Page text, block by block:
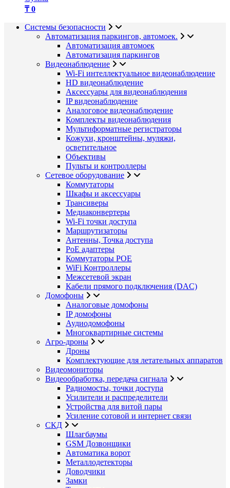
₸ 0
Системы безопасности
Автоматизация паркингов, автомоек.
Автоматизация автомоек
Автоматизация паркингов
Видеонаблюдение
Wi-Fi интеллектуальное видеонаблюдение
HD видеонаблюдение
Аксессуары для видеонаблюдения
IP видеонаблюдение
Аналоговое видеонаблюдение
Комплекты видеонаблюдения
Мультиформатные регистраторы
Кожухи, кронштейны, муляжи,
осветительное
Объективы
Пульты и контроллеры
Сетевое оборудование
Коммутаторы
Шкафы и аксессуары
Трансиверы
Медиаконвертеры
Wi-Fi точки доступа
Маршрутизаторы
Антенны, Точка доступа
PoE адаптеры
Коммутаторы POE
WiFi Контроллеры
Межсетевой экран
Кабели прямого подключения (DAC)
Домофоны
Аналоговые домофоны
IP домофоны
Аудиодомофоны
Многоквартирные системы
Агро-дроны
Дроны
Комплектующие для летательных аппаратов
Видеомониторы
Видеообработка, передача сигнала
Радиомосты, точки доступа
Усилители и распределители
Устройства для витой пары
Усиление сотовой и интернет связи
СКД
Шлагбаумы
GSM Дозвонщики
Автоматика ворот
Металлодетекторы
Доводчики
Замки